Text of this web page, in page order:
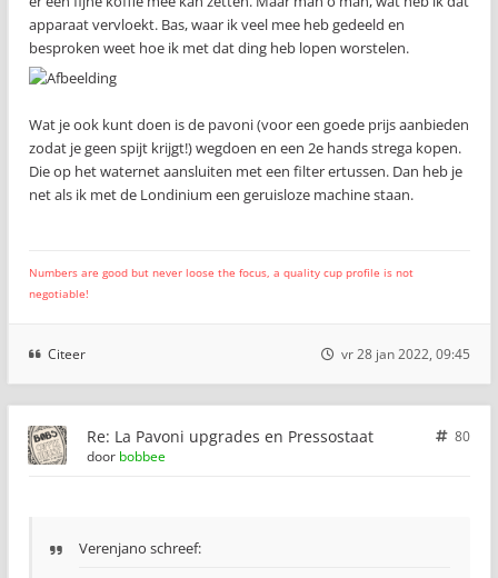
apparaat vervloekt. Bas, waar ik veel mee heb gedeeld en
besproken weet hoe ik met dat ding heb lopen worstelen.
Wat je ook kunt doen is de pavoni (voor een goede prijs aanbieden
zodat je geen spijt krijgt!) wegdoen en een 2e hands strega kopen.
Die op het waternet aansluiten met een filter ertussen. Dan heb je
net als ik met de Londinium een geruisloze machine staan.
Numbers are good but never loose the focus, a quality cup profile is not
negotiable!
Citeer vr 28 jan 2022, 09:45
Re: La Pavoni upgrades en Pressostaat
80
door bobbee
Verenjano schreef: